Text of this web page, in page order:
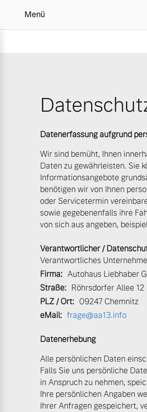
Menü
Vollelektrisch
6 Modelle
Plug-in Hybrid
3 Modelle
Mild-Hybrid
4 Modelle
Editionsmodelle
Konnektivität
Aktuelle Angebote
Geschäftskunden
Über uns
Unser Team
Datenerfassung aufgrund
Wir sind bemüht, Ihnen
Daten zu gewährleisten. Sie
Informationsangebote
benötigen wir von Ihnen
oder Servicetermin
sowie gegebenenfalls ihre
von sich aus angeben,
Verantwortlicher /
Verantwortliches
Firma: Autohaus Liebhaber
Straße: Röhrsdorfer Allee 12
PLZ / Ort: 09247 Chemnitz
eMail: frage@aa13.info
Datenerhebung
Alle persönlichen Daten
Falls Sie uns persönliche
in Anspruch zu nehmen,
Ihre persönlichen Angaben
Ihrer Anfragen gespeichert,